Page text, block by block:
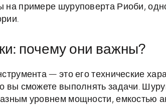
на примере шуруповерта Риоби,
почему они важны?
— это его технические
вы сможете выполнять задачи.
уровнем мощности, емкостью